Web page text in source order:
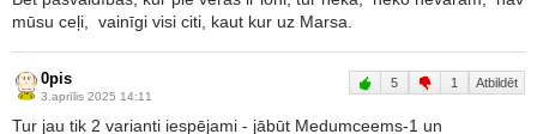
mūsu ceļi, vainīgi visi citi, kaut kur uz Marsa.
0pis
3.aprīlis 2025 14:11
5 1 Atbildēt
Tur jau tik 2 varianti iespējami - jābūt Medumceems-1 un